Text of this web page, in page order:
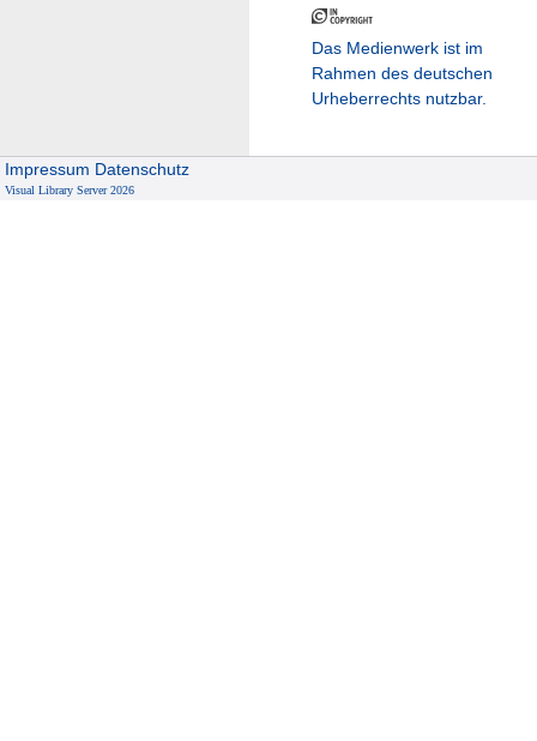
Das Medienwerk ist im
Rahmen des deutschen
Urheberrechts nutzbar.
Impressum Datenschutz
Visual Library Server 2026